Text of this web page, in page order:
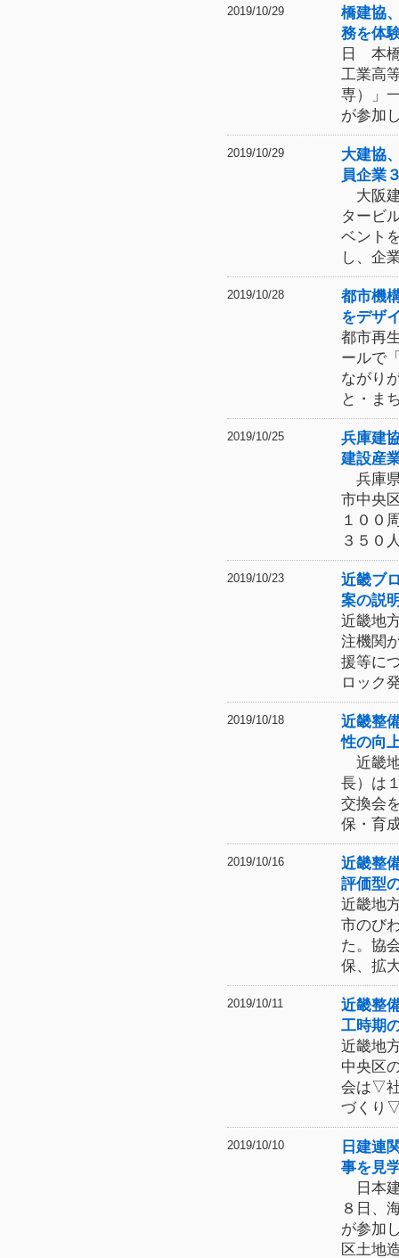
2019/10/29
橋建協
務を体
日 本
工業高
専）」
が参加
2019/10/29
大建協
員企業
大阪
タービ
ベント
し、企
2019/10/28
都市機
をデザ
都市再
ールで
ながり
と・ま
2019/10/25
兵庫建
建設産
兵庫
市中央
１００
３５０
2019/10/23
近畿ブ
案の説
近畿地
注機関
援等に
ロック
2019/10/18
近畿整
性の向
近畿
長）は
交換会
保・育
2019/10/16
近畿整
評価型
近畿地
市のび
た。協
保、拡
2019/10/11
近畿整
工時期
近畿地
中央区
会は▽
づくり
2019/10/10
日建連
事を見
日本
８日、
が参加
区土地